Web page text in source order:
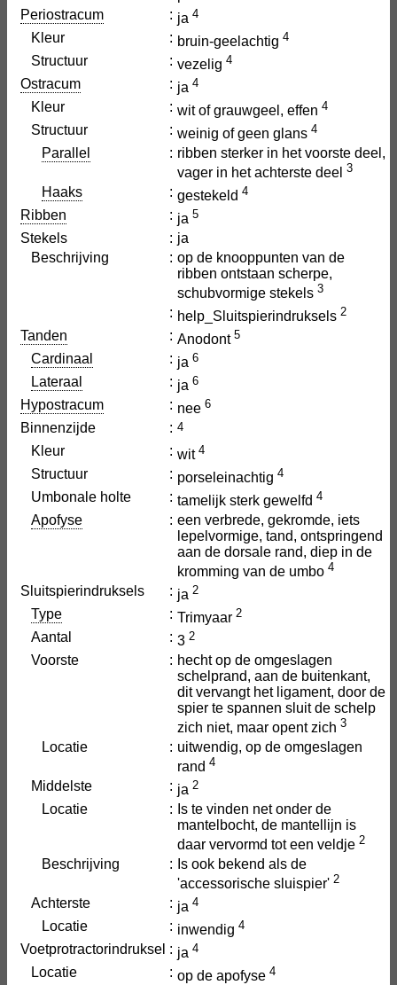
Periostracum
: ja 4
Kleur : bruin-geelachtig 4
Structuur : vezelig 4
Ostracum : ja 4
Kleur : wit of grauwgeel, effen 4
Structuur : weinig of geen glans 4
Parallel : ribben sterker in het voorste deel,
vager in het achterste deel 3
Haaks : gestekeld 4
Ribben : ja 5
Stekels : ja
Beschrijving
: op de knooppunten van de
ribben ontstaan scherpe,
schubvormige stekels 3
: help_Sluitspierindruksels 2
Tanden : Anodont 5
Cardinaal : ja 6
Lateraal : ja 6
Hypostracum : nee 6
Binnenzijde : 4
Kleur : wit 4
Structuur : porseleinachtig 4
Umbonale holte : tamelijk sterk gewelfd 4
Apofyse : een verbrede, gekromde, iets
lepelvormige, tand, ontspringend
aan de dorsale rand, diep in de
kromming van de umbo 4
Sluitspierindruksels : ja 2
Type : Trimyaar 2
Aantal : 3 2
Voorste : hecht op de omgeslagen
schelprand, aan de buitenkant,
dit vervangt het ligament, door de
spier te spannen sluit de schelp
zich niet, maar opent zich 3
Locatie : uitwendig, op de omgeslagen
rand 4
Middelste : ja 2
Locatie : Is te vinden net onder de
mantelbocht, de mantellijn is
daar vervormd tot een veldje 2
Beschrijving : Is ook bekend als de
'accessorische sluispier' 2
Achterste : ja 4
Locatie : inwendig 4
Voetprotractorindruksel : ja 4
Locatie : op de apofyse 4